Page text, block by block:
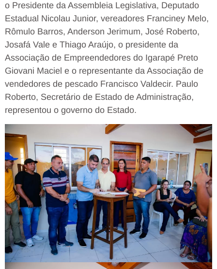
o Presidente da Assembleia Legislativa, Deputado
Estadual Nicolau Junior, vereadores Franciney Melo,
Rômulo Barros, Anderson Jerimum, José Roberto,
Josafá Vale e Thiago Araújo, o presidente da
Associação de Empreendedores do Igarapé Preto
Giovani Maciel e o representante da Associação de
vendedores de pescado Francisco Valdecir. Paulo
Roberto, Secretário de Estado de Administração,
representou o governo do Estado.